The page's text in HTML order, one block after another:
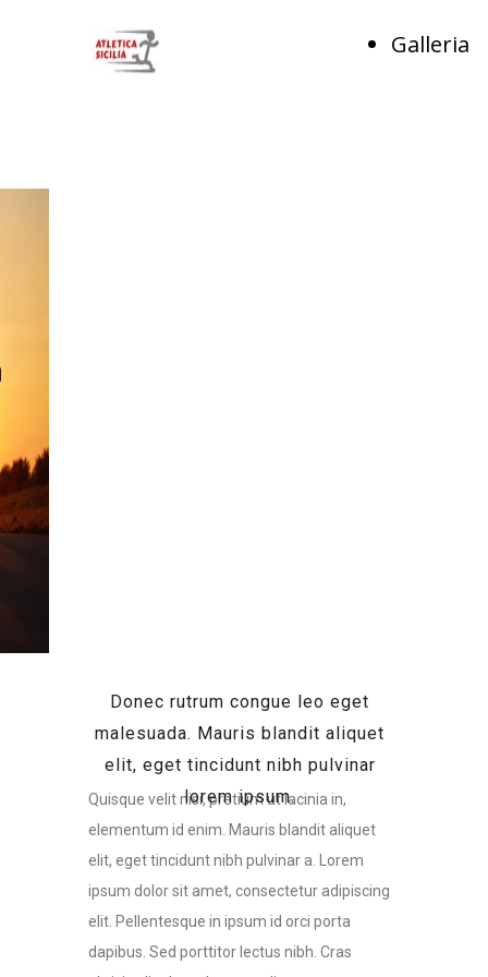
Galleria
Donec rutrum congue leo eget
malesuada. Mauris blandit aliquet
elit, eget tincidunt nibh pulvinar
lorem ipsum.
Quisque velit nisi, pretium ut lacinia in,
elementum id enim. Mauris blandit aliquet
elit, eget tincidunt nibh pulvinar a. Lorem
ipsum dolor sit amet, consectetur adipiscing
elit. Pellentesque in ipsum id orci porta
dapibus. Sed porttitor lectus nibh. Cras